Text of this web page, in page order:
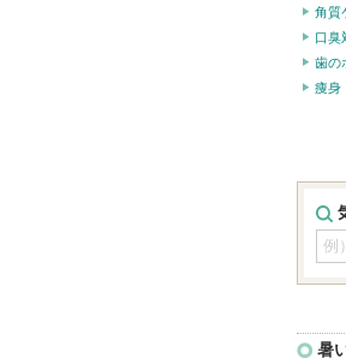
角質
口臭
歯の
痩身
暑